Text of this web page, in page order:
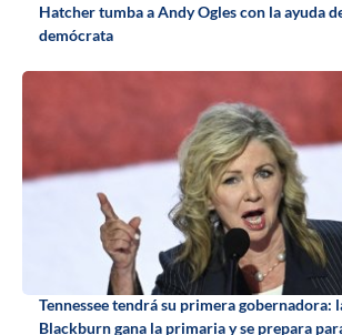
Hatcher tumba a Andy Ogles con la ayuda
demócrata
Tennessee tendrá su primera gobernadora:
Blackburn gana la primaria y se prepara